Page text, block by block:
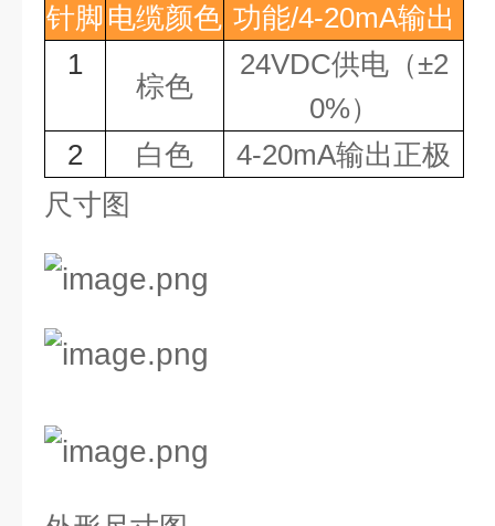
针脚 电缆颜色 功能/4-20mA输出
1
棕色
24VDC供电（±2
0%）
2
白色 4-20mA输出正极
尺寸图